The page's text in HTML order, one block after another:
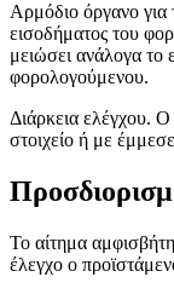
Αρμόδιο όργανο για
εισοδήματος του
μειώσει ανάλογα το
φορολογούμενου.
Διάρκεια ελέγχου. Ο
στοιχείο ή με
Το αίτημα
έλεγχο ο